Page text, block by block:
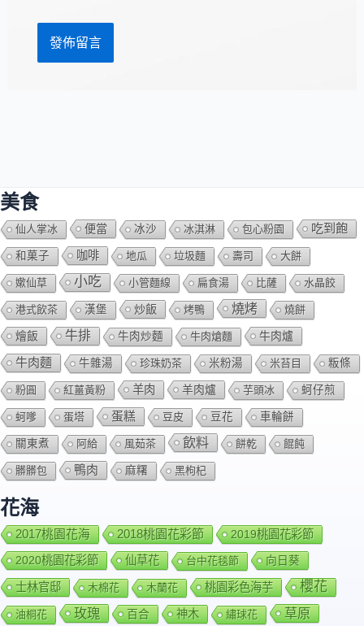
美食
仙人掌冰 便當 冰沙 冰淇淋 包心粉園 吃到飽
和菓子 咖啡 地瓜 垃圾麵 壽司 大餅
嫰仙草 小吃 小管麵線 扁食湯 比薩 水晶餃
港式飲茶 漢堡 炒飯 烤鴨 燒烤 燒餅
燴飯 牛排 牛肉炒麵 牛肉熗麵 牛肉爐
牛肉麵 牛雜湯 珍珠奶茶 米粉湯 米苔目 粄條
粉圓 紅薑黃粉 羊肉 羊肉爐 芋頭冰 蚵仔煎
蚵嗲 蛋塔 蛋糕 豆皮 豆花 車輪餅
關東煮 阿給 風茹茶 飲料 餅乾 餛飩
髒髒包 鴨肉 麻糬 黑枸杞
花海
2017桃園花海 2018桃園花彩節
2019桃園花彩節
2020桃園花彩節
仙草花 台中花毯節 向日葵
士林官邸 木棉花 木蘭花 桃園彩色海芋 櫻花
油桐花 玫瑰 百合 神木 繡球花 草原